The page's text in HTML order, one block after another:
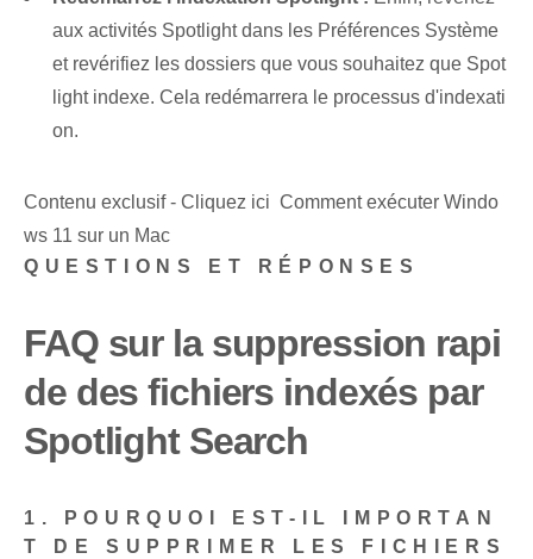
aux activités Spotlight dans les Préférences Système
et revérifiez les dossiers que vous souhaitez que Spot
light indexe. Cela redémarrera le processus d'indexati
on.
Contenu exclusif - Cliquez ici Comment exécuter Windo
ws 11 sur un Mac
QUESTIONS ET RÉPONSES
FAQ sur la suppression rapi
de des fichiers indexés par
Spotlight Search
1. POURQUOI EST-IL IMPORTAN
T DE SUPPRIMER LES FICHIERS